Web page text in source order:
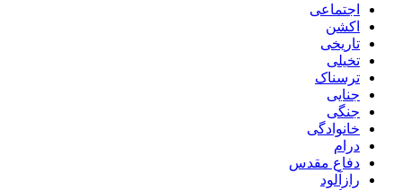
اجتماعی
اکشن
تاریخی
تخیلی
ترسناک
جنایی
جنگی
خانوادگی
درام
دفاع مقدس
رازآلود